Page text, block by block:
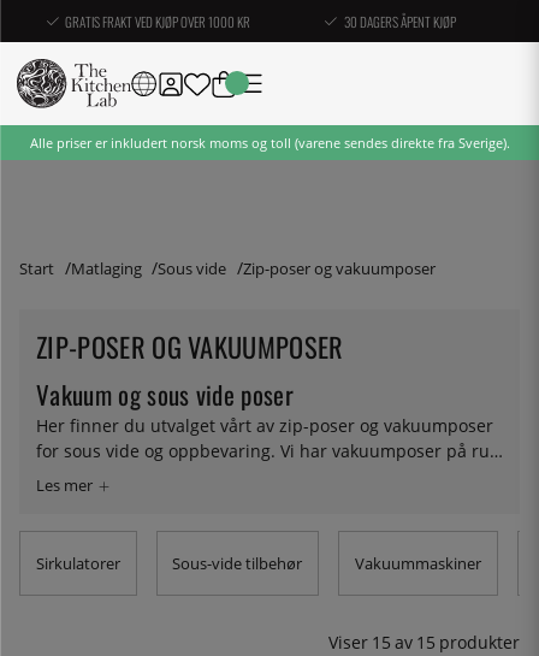
GRATIS FRAKT VED KJØP OVER 1000 KR 30 DAGERS ÅPENT KJØP
Alle priser er inkludert norsk moms og toll (varene sendes direkte fra Sverige).
Start Matlaging Sous vide Zip-poser og vakuumposer
ZIP-POSER OG VAKUUMPOSER
Vakuum og sous vide poser
Her finner du utvalget vårt av zip-poser og vakuumposer
for sous vide og oppbevaring. Vi har vakuumposer på rull
og utskårne poser for både bagvac og chambervac. Vil du
godt alternativ.
Sirkulatorer Sous-vide tilbehør Vakuummaskiner
Viser 15 av 15 produkter